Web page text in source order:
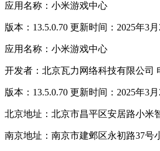
应用名称：小米游戏中心
版本：13.5.0.70 更新时间：2025年3月
应用名称：小米游戏中心
开发者：北京瓦力网络科技有限公司
版本：13.5.0.70 更新时间：2025年3月
北京地址：北京市昌平区安居路小米
南京地址：南京市建邺区永初路37号